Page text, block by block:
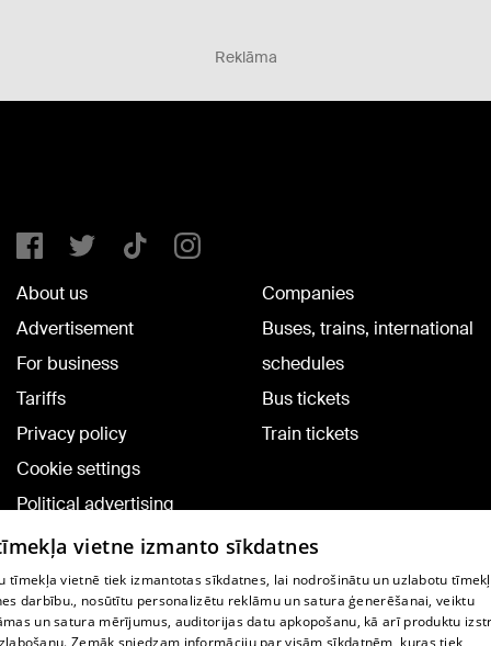
Reklāma
About us
Advertisement
For business
Tariffs
Privacy policy
Cookie settings
Political advertising
Cookie policy
Commenting terms
Companies
Buses, trains, international
schedules
Bus tickets
Train tickets
TV program
vietne izmanto sīkdatnes
tīmekļa vietnē tiek izmantotas sīkdatnes, lai nodrošinātu un uzlabotu
darbību., nosūtītu personalizētu reklāmu un satura ģenerēšanai, veiktu
un satura mērījumus, auditorijas datu apkopošanu, kā arī produktu
Zemāk sniedzam informāciju par visām sīkdatnēm, kuras tiek